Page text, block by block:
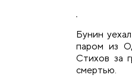
Бунин
паром из
Стихов за
смертью.